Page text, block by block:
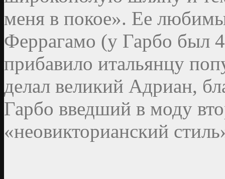
меня в покое». Ее
Феррагамо (у Гарбо был
прибавило итальянцу
делал великий Адриан,
Гарбо введший в моду
«неовикторианский